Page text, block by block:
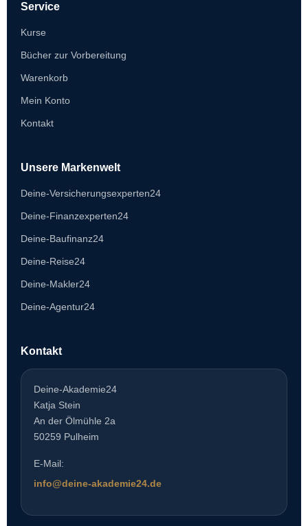
Service
Kurse
Bücher zur Vorbereitung
Warenkorb
Mein Konto
Kontakt
Unsere Markenwelt
Deine-Versicherungsexperten24
Deine-Finanzexperten24
Deine-Baufinanz24
Deine-Reise24
Deine-Makler24
Deine-Agentur24
Kontakt
Deine-Akademie24
Katja Stein
An der Ölmühle 2a
50259 Pulheim
E-Mail:
info@deine-akademie24.de